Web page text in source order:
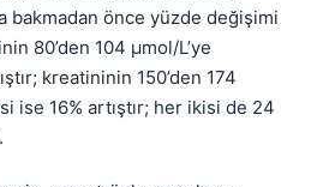
bakmadan önce yüzde değişimi
80’den 104 µmol/L’ye
kreatininin 150’den 174
ise 16% artıştır; her ikisi de 24